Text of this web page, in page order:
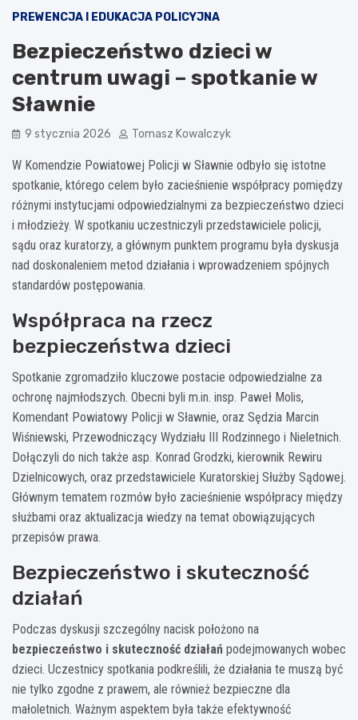
PREWENCJA I EDUKACJA POLICYJNA
Bezpieczeństwo dzieci w
centrum uwagi – spotkanie w
Sławnie
9 stycznia 2026 Tomasz Kowalczyk
W Komendzie Powiatowej Policji w Sławnie odbyło się istotne
spotkanie, którego celem było zacieśnienie współpracy pomiędzy
różnymi instytucjami odpowiedzialnymi za bezpieczeństwo dzieci
i młodzieży. W spotkaniu uczestniczyli przedstawiciele policji,
sądu oraz kuratorzy, a głównym punktem programu była dyskusja
nad doskonaleniem metod działania i wprowadzeniem spójnych
standardów postępowania.
Współpraca na rzecz
bezpieczeństwa dzieci
Spotkanie zgromadziło kluczowe postacie odpowiedzialne za
ochronę najmłodszych. Obecni byli m.in. insp. Paweł Molis,
Komendant Powiatowy Policji w Sławnie, oraz Sędzia Marcin
Wiśniewski, Przewodniczący Wydziału III Rodzinnego i Nieletnich.
Dołączyli do nich także asp. Konrad Grodzki, kierownik Rewiru
Dzielnicowych, oraz przedstawiciele Kuratorskiej Służby Sądowej.
Głównym tematem rozmów było zacieśnienie współpracy między
służbami oraz aktualizacja wiedzy na temat obowiązujących
przepisów prawa.
Bezpieczeństwo i skuteczność
działań
Podczas dyskusji szczególny nacisk położono na
bezpieczeństwo i skuteczność działań podejmowanych wobec
dzieci. Uczestnicy spotkania podkreślili, że działania te muszą być
nie tylko zgodne z prawem, ale również bezpieczne dla
małoletnich. Ważnym aspektem była także efektywność